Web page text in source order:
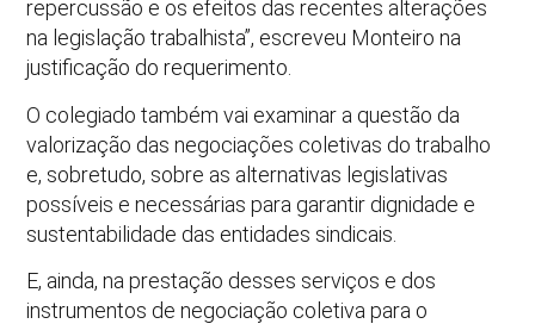
repercussão e os efeitos das recentes alterações
na legislação trabalhista”, escreveu Monteiro na
justificação do requerimento.
O colegiado também vai examinar a questão da
valorização das negociações coletivas do trabalho
e, sobretudo, sobre as alternativas legislativas
possíveis e necessárias para garantir dignidade e
sustentabilidade das entidades sindicais.
E, ainda, na prestação desses serviços e dos
instrumentos de negociação coletiva para o